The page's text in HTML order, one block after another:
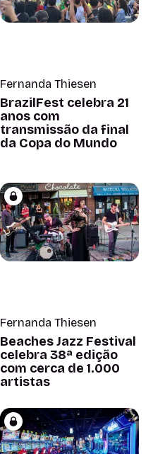
Fernanda Thiesen
BrazilFest celebra 21
anos com
transmissão da final
da Copa do Mundo
Fernanda Thiesen
Beaches Jazz Festival
celebra 38ª edição
com cerca de 1.000
artistas